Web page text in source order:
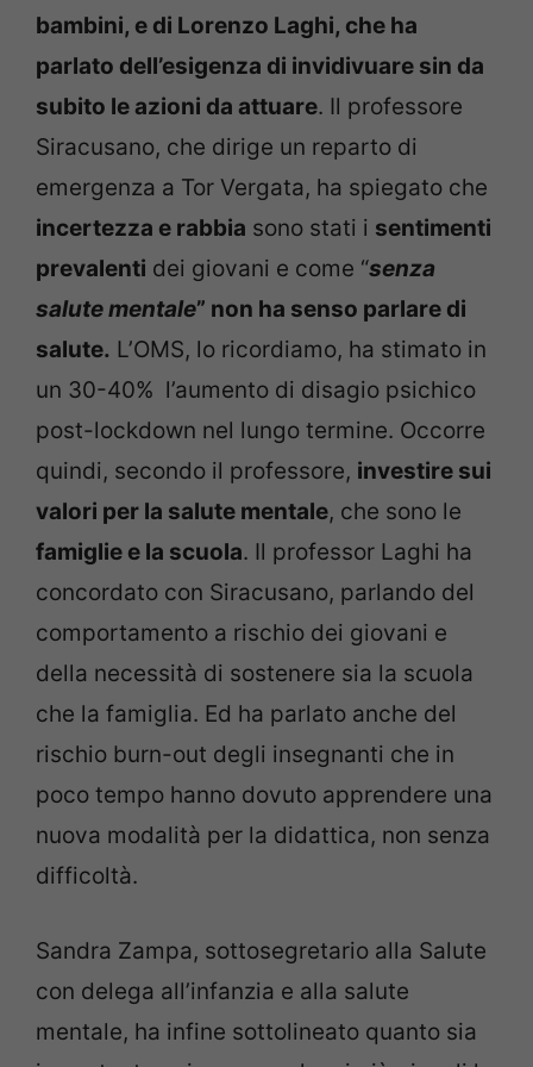
bambini, e di Lorenzo Laghi, che ha
parlato dell’esigenza di invidivuare sin da
subito le azioni da attuare. Il professore
Siracusano, che dirige un reparto di
emergenza a Tor Vergata, ha spiegato che
incertezza e rabbia sono stati i sentimenti
prevalenti dei giovani e come “senza
salute mentale” non ha senso parlare di
salute. L’OMS, lo ricordiamo, ha stimato in
un 30-40% l’aumento di disagio psichico
post-lockdown nel lungo termine. Occorre
quindi, secondo il professore, investire sui
valori per la salute mentale, che sono le
famiglie e la scuola. Il professor Laghi ha
concordato con Siracusano, parlando del
comportamento a rischio dei giovani e
della necessità di sostenere sia la scuola
che la famiglia. Ed ha parlato anche del
rischio burn-out degli insegnanti che in
poco tempo hanno dovuto apprendere una
nuova modalità per la didattica, non senza
difficoltà.
Sandra Zampa, sottosegretario alla Salute
con delega all’infanzia e alla salute
mentale, ha infine sottolineato quanto sia